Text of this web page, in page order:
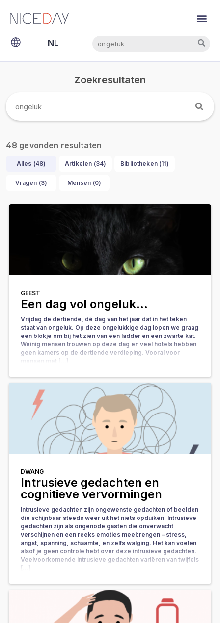
NL
EN
Zoekresultaten
48 gevonden resultaten
Alles (48) Artikelen (34) Bibliotheken (11)
Vragen (3) Mensen (0)
GEEST
Een dag vol ongeluk…
Vrijdag de dertiende, dé dag van het jaar dat in het teken
staat van ongeluk. Op deze ongelukkige dag lopen we graag
een blokje om bij het zien van een ladder en een zwarte kat.
Weinig mensen trouwen op deze dag en veel hotels hebben
geen kamers op de dertiende verdieping. Vooral voor
mensen met […]
DWANG
Intrusieve gedachten en
cognitieve vervormingen
Intrusieve gedachten zijn ongewenste gedachten of beelden
die schijnbaar steeds weer uit het niets opduiken. Intrusieve
gedachten zijn als ongenode gasten die onverwacht
verschijnen en een reeks emoties meebrengen – stress,
angst, spanning, schaamte, en zelfs walging. Het kan voelen
alsof je geen controle hebt over deze intrusieve gedachten.
Veelvoorkomende intrusieve gedachten variëren van twijfels
[…]